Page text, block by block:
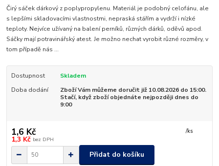
Čirý sáček dárkový z poplypropylenu. Materiál je podobný celofánu, ale
s lepšími skladovacími vlastnostmi, nepraská stářím a vydrží i nízké
teploty. Nejvíce užívaný na balení perníků, různých dárků, oděvů apod.
Sáčky mají potravinářský atest. Je možno nechat vyrobit různé rozměry, v
tom případě nás ...
Dostupnost
Skladem
Doba dodání
Zboží Vám můžeme doručit již 10.08.2026 do 15:00.
Stačí, když zboží objednáte nejpozději dnes do
9:00
1,6 Kč /ks
1,3 Kč bez DPH
Přidat do košíku